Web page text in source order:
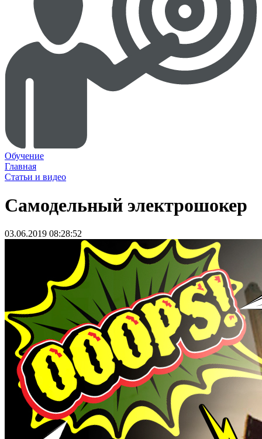
Обучение
Главная
Статьи и видео
Самодельный электрошокер
03.06.2019 08:28:52